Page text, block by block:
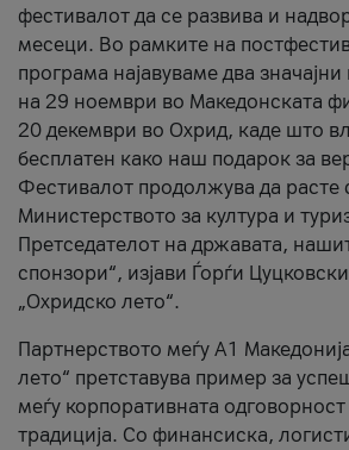
фестивалот да се развива и
месеци. Во рамките на
програма најавуваме два
на 29 ноември во Македонската
20 декември во Охрид, каде што
бесплатен како наш подарок за
Фестивалот продолжува да расте
Министерството за култура и
Претседателот на државата,
спонзори“, изјави Ѓорѓи
„Охридско лето“.
Партнерството меѓу A1
лето“ претставува пример за
меѓу корпоративната одговорност
традиција. Со финансиска,